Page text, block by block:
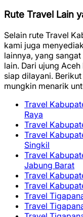
Rute Travel Lain
Selain rute Travel
kami juga
lainnya, yang
lain. Dari ujung
siap dilayani.
mungkin menarik
Travel
Raya
Travel
Travel
Singkil
Travel
Jabung Barat
Travel
Travel
Travel
Travel